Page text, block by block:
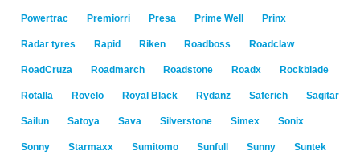
Powertrac Premiorri Presa Prime Well Prinx
Radar tyres Rapid Riken Roadboss Roadclaw
RoadCruza Roadmarch Roadstone Roadx Rockblade
Rotalla Rovelo Royal Black Rydanz Saferich Sagitar
Sailun Satoya Sava Silverstone Simex Sonix
Sonny Starmaxx Sumitomo Sunfull Sunny Suntek